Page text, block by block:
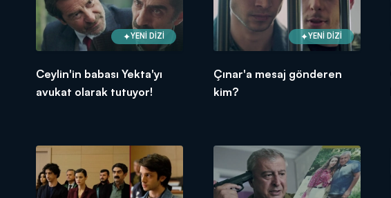
YENİ DİZİ
Ceylin'in babası Yekta'yı
avukat olarak tutuyor!
YENİ DİZİ
Çınar'a mesaj gönderen
kim?